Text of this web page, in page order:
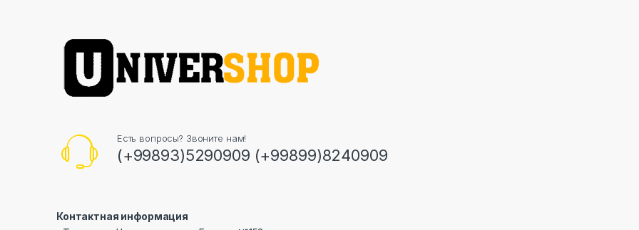
Есть вопросы? Звоните нам!
(+99893)5290909 (+99899)8240909
Контактная информация